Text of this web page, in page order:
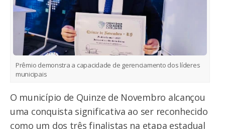
Prêmio demonstra a capacidade de gerenciamento dos líderes
municipais
O município de Quinze de Novembro alcançou
uma conquista significativa ao ser reconhecido
como um dos três finalistas na etapa estadual